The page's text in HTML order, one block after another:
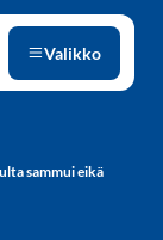
Valikko
sammui eikä